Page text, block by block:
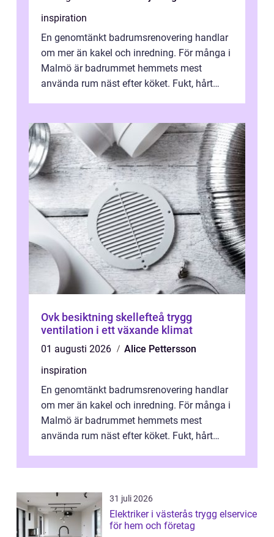
inspiration
En genomtänkt badrumsrenovering handlar
om mer än kakel och inredning. För många i
Malmö är badrummet hemmets mest
använda rum näst efter köket. Fukt, hårt
Ovk besiktning skellefteå trygg
ventilation i ett växande klimat
01 augusti 2026
Alice Pettersson
inspiration
En genomtänkt badrumsrenovering handlar
om mer än kakel och inredning. För många i
Malmö är badrummet hemmets mest
använda rum näst efter köket. Fukt, hårt
...
31 juli 2026
Elektriker i västerås trygg elservice
för hem och företag